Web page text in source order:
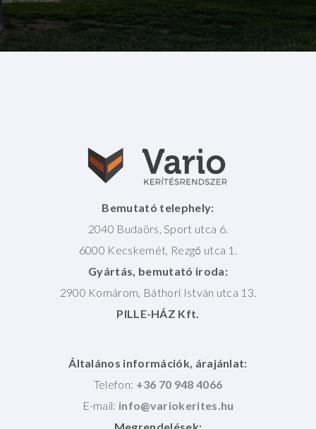
Bemutató telephely:
2040 Budaörs, Sport utca 6.
6000 Kecskemét, Rezgő utca 1.
Gyártás, bemutató iroda:
2900 Komárom, Báthori István utca 13.
PILLE-HÁZ Kft.
Általános információk, árajánlat:
Telefon: +36 70 948 4066
E-mail:
Megrendelések: